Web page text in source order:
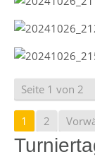
Seite 1 von 2
1 2